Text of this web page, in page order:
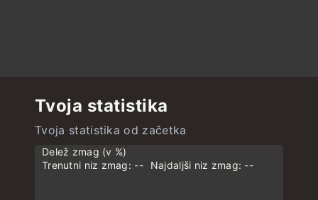
Tvoja statistika
Tvoja statistika od začetka
Delež zmag (v %)
Trenutni niz zmag: --
Najdaljši niz zmag: --